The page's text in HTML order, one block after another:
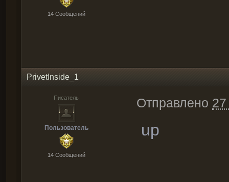
14 Cообщений
PrivetInside_1
Писатель
Пользователь
14 Cообщений
Отправлено
up